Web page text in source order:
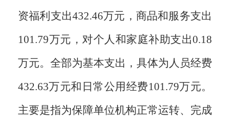
资福利支出432.46万元，商品和服务支出
101.79万元，对个人和家庭补助支出0.18
万元。全部为基本支出，具体为人员经费
432.63万元和日常公用经费101.79万元。
主要是指为保障单位机构正常运转、完成